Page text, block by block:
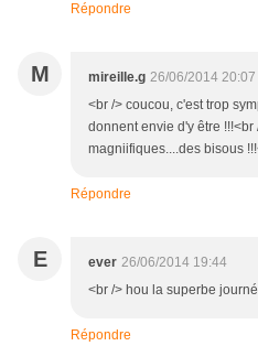
Répondre
M mireille.g 26/06/2014 20:07
<br /> coucou, c'est trop
donnent envie d'y être
magniifiques....des bisous
Répondre
E ever 26/06/2014 19:44
<br /> hou la superbe
Répondre